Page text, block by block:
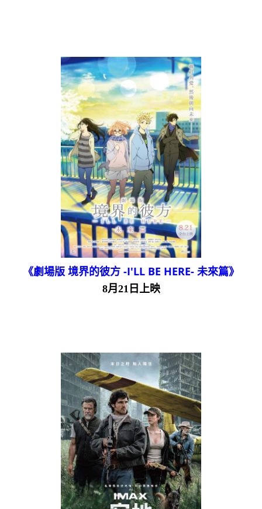
《劇場版 境界的彼方 -I'LL BE HERE- 未來篇》
8月21日上映